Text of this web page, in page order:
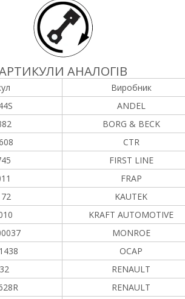
АНАЛОГІВ
Виробник
ANDEL
BORG & BECK
CTR
FIRST LINE
FRAP
KAUTEK
KRAFT AUTOMOTIVE
MONROE
OCAP
RENAULT
RENAULT